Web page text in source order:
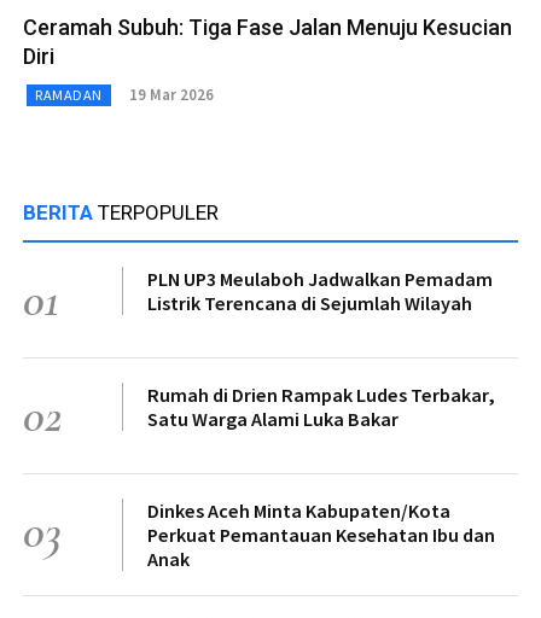
Ceramah Subuh: Tiga Fase Jalan Menuju Kesucian
Diri
RAMADAN 19 Mar 2026
BERITA TERPOPULER
01
PLN UP3 Meulaboh Jadwalkan Pemadam
Listrik Terencana di Sejumlah Wilayah
02
Rumah di Drien Rampak Ludes Terbakar,
Satu Warga Alami Luka Bakar
03
Dinkes Aceh Minta Kabupaten/Kota
Perkuat Pemantauan Kesehatan Ibu dan
Anak